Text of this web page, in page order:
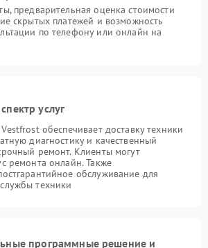
предварительная оценка стоимости
скрытых платежей и возможность
по телефону или онлайн на
услуг
обеспечивает доставку техники
диагностику и качественный
ремонт. Клиенты могут
ремонта онлайн. Также
обслуживание для
техники
программные решение и